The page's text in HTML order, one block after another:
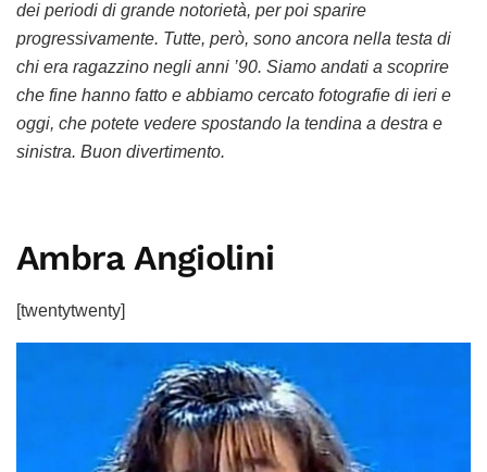
dei periodi di grande notorietà, per poi sparire
progressivamente. Tutte, però, sono ancora nella testa di
chi era ragazzino negli anni ’90. Siamo andati a scoprire
che fine hanno fatto e abbiamo cercato fotografie di ieri e
oggi, che potete vedere spostando la tendina a destra e
sinistra. Buon divertimento.
Ambra Angiolini
[twentytwenty]